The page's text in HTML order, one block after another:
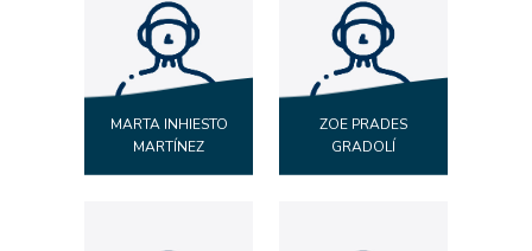
MARTA INHIESTO
MARTÍNEZ
ZOE PRADES
GRADOLÍ